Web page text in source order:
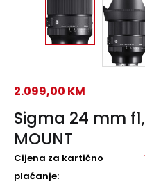
Sigma 24 mm
MOUNT
2.099,00 KM
Cijena za kartično
plaćanje: